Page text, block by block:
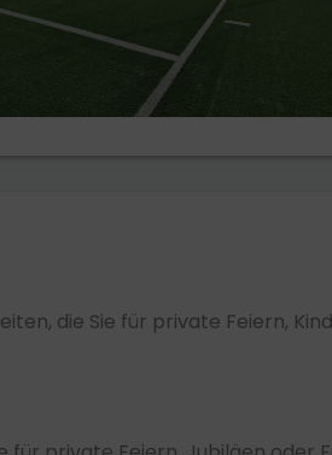
die Sie für private Feiern,